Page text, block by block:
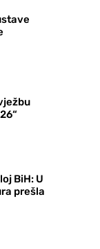
BiH: U
prešla